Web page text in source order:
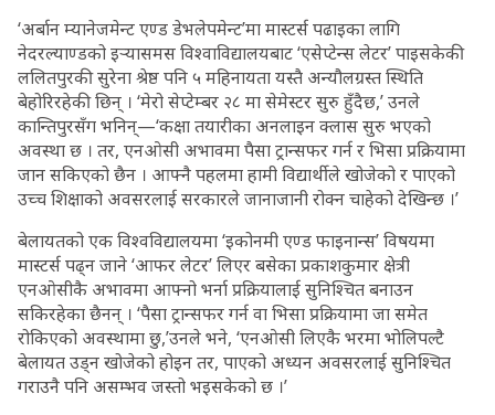
‘अर्बान म्यानेजमेन्ट एण्ड डेभलेपमेन्ट’मा मास्टर्स पढाइका लागि
नेदरल्याण्डको इऱ्यासमस विश्वाविद्यालयबाट ‘एसेप्टेन्स लेटर’ पाइसकेकी
ललितपुरकी सुरेना श्रेष्ठ पनि ५ महिनायता यस्तै अन्यौलग्रस्त स्थिति
बेहोरिरहेकी छिन् । ‘मेरो सेप्टेम्बर २८ मा सेमेस्टर सुरु हुँदैछ,’ उनले
कान्तिपुरसँग भनिन्—‘कक्षा तयारीका अनलाइन क्लास सुरु भएको
अवस्था छ । तर, एनओसी अभावमा पैसा ट्रान्सफर गर्न र भिसा प्रक्रियामा
जान सकिएको छैन । आफ्नै पहलमा हामी विद्यार्थीले खोजेको र पाएको
उच्च शिक्षाको अवसरलाई सरकारले जानाजानी रोक्न चाहेको देखिन्छ ।’
बेलायतको एक विश्वविद्यालयमा ‘इकोनमी एण्ड फाइनान्स’ विषयमा
मास्टर्स पढ्न जाने ‘आफर लेटर’ लिएर बसेका प्रकाशकुमार क्षेत्री
एनओसीकै अभावमा आफ्नो भर्ना प्रक्रियालाई सुनिश्चित बनाउन
सकिरहेका छैनन् । ‘पैसा ट्रान्सफर गर्न वा भिसा प्रक्रियामा जा समेत
रोकिएको अवस्थामा छु,’उनले भने, ‘एनओसी लिएकै भरमा भोलिपल्टै
बेलायत उड्न खोजेको होइन तर, पाएको अध्यन अवसरलाई सुनिश्चित
गराउनै पनि असम्भव जस्तो भइसकेको छ ।’